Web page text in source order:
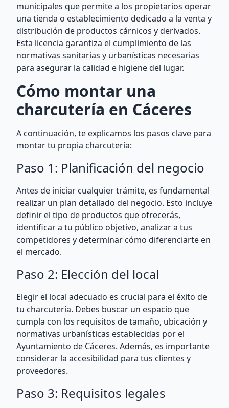
municipales que permite a los propietarios operar
una tienda o establecimiento dedicado a la venta y
distribución de productos cárnicos y derivados.
Esta licencia garantiza el cumplimiento de las
normativas sanitarias y urbanísticas necesarias
para asegurar la calidad e higiene del lugar.
Cómo montar una
charcutería en Cáceres
A continuación, te explicamos los pasos clave para
montar tu propia charcutería:
Paso 1: Planificación del negocio
Antes de iniciar cualquier trámite, es fundamental
realizar un plan detallado del negocio. Esto incluye
definir el tipo de productos que ofrecerás,
identificar a tu público objetivo, analizar a tus
competidores y determinar cómo diferenciarte en
el mercado.
Paso 2: Elección del local
Elegir el local adecuado es crucial para el éxito de
tu charcutería. Debes buscar un espacio que
cumpla con los requisitos de tamaño, ubicación y
normativas urbanísticas establecidas por el
Ayuntamiento de Cáceres. Además, es importante
considerar la accesibilidad para tus clientes y
proveedores.
Paso 3: Requisitos legales